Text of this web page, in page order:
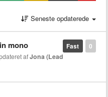
Seneste opdaterede
0
Fast
mono
afJona (Lead